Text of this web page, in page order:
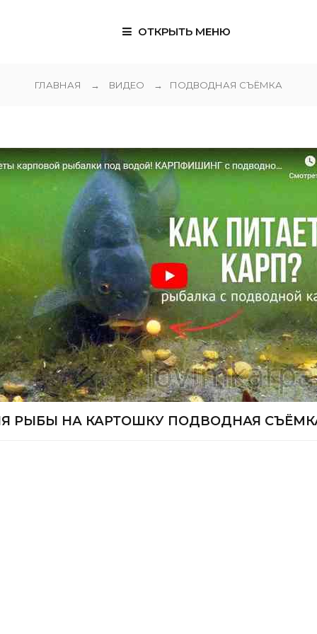
ОТКРЫТЬ МЕНЮ
ГЛАВНАЯ → ВИДЕО → ПОДВОДНАЯ СЪЁМКА
РЫБЫ НА КАРТОШКУ ПОДВОДНАЯ